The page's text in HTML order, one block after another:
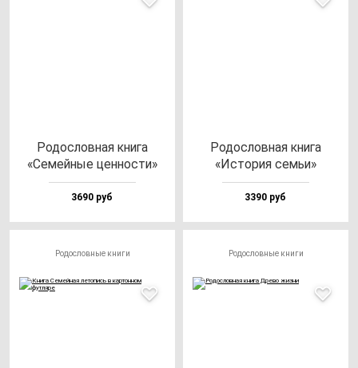
Родос­лов­ная кни­га
«Семей­ные цен­нос­ти»
3690 руб
Родос­лов­ная кни­га
«Исто­рия семьи»
3390 руб
Родословные книги Родословные книги